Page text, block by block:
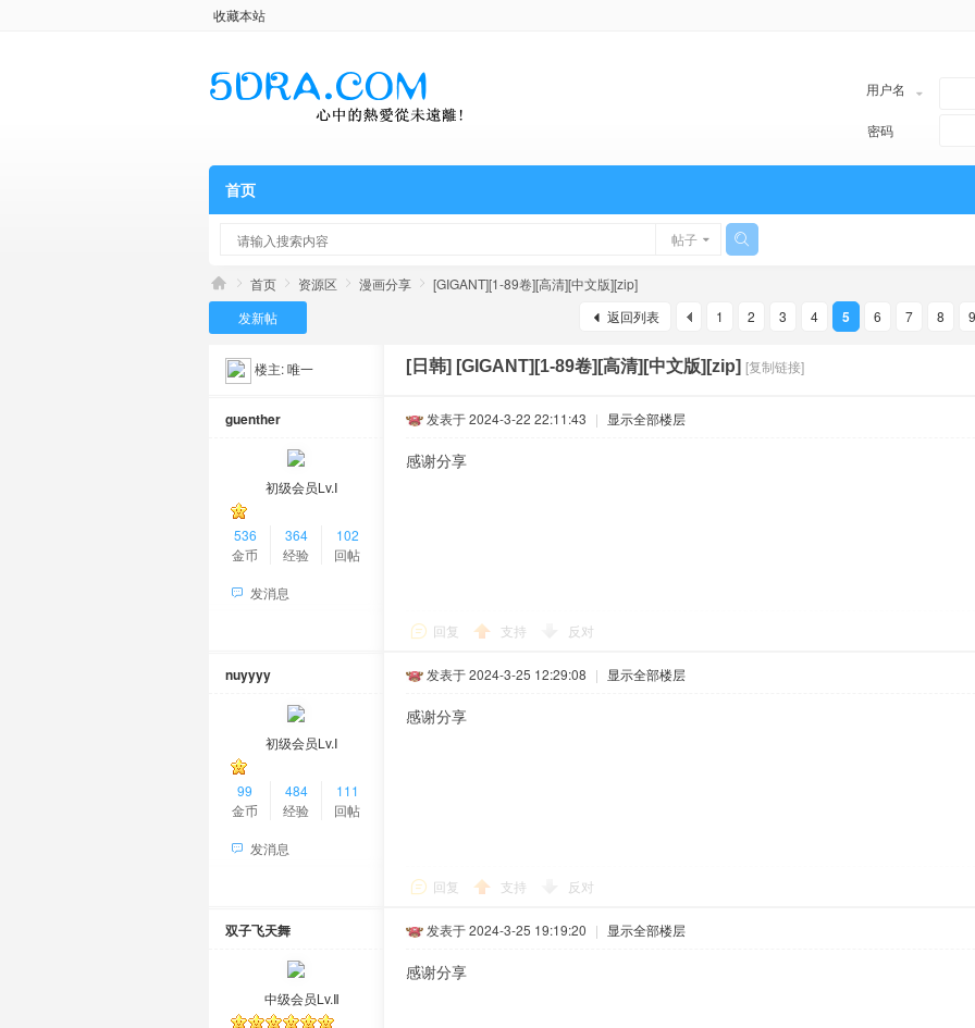
收藏本站
用户名
密码
首页
帖子
首页 资源区 漫画分享
[GIGANT][1-89卷][高清][中文版][zip]
1
2 3 4 5 6 7 8 9
返回列表
发新帖
楼主:唯一 [日韩] [GIGANT][1-89卷][高清][中文版][zip] [复制链接]
guenther
初级会员Lv.Ⅰ
536
金币
364
经验
102
回帖
发消息
发表于 2024-3-22 22:11:43 | 显示全部楼层
感谢分享
回复 支持 反对
nuyyyy
初级会员Lv.Ⅰ
99
金币
484
经验
111
回帖
发消息
发表于 2024-3-25 12:29:08 | 显示全部楼层
感谢分享
回复 支持 反对
双子飞天舞
中级会员Lv.Ⅱ
发表于 2024-3-25 19:19:20 | 显示全部楼层
感谢分享